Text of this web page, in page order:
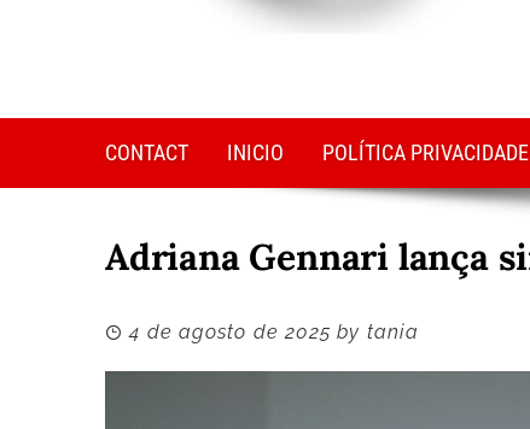
CONTACT INICIO POLÍTICA PRIVACIDADE
Adriana Gennari lança
4 de agosto de 2025 by tania